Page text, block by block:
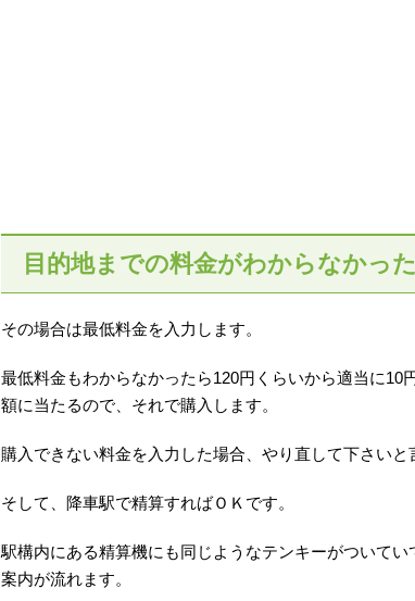
目的地までの料金がわからなか
その場合は最低料金を入力します。
最低料金もわからなかったら120円くらいから適当に10
額に当たるので、それで購入します。
購入できない料金を入力した場合、やり直して下さいと
そして、降車駅で精算すればＯＫです。
駅構内にある精算機にも同じようなテンキーがついて
案内が流れます。